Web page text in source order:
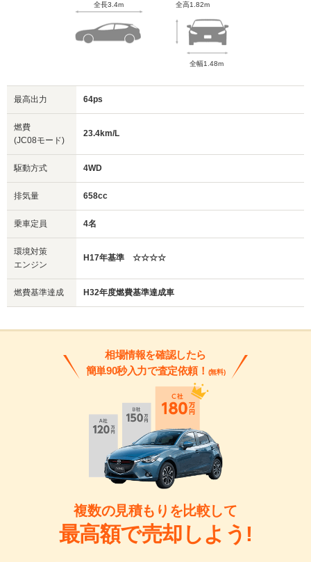
全長3.4m 全高1.82m
全幅1.48m
最高出力 64ps
燃費
(JC08モード)
23.4km/L
駆動方式 4WD
排気量 658cc
乗車定員 4名
環境対策
エンジン
H17年基準 ☆☆☆☆
燃費基準達成 H32年度燃費基準達成車
相場情報を確認したら
簡単90秒入力で査定依頼！ (無料)
複数の見積もりを比較して
最高額で売却しよう!